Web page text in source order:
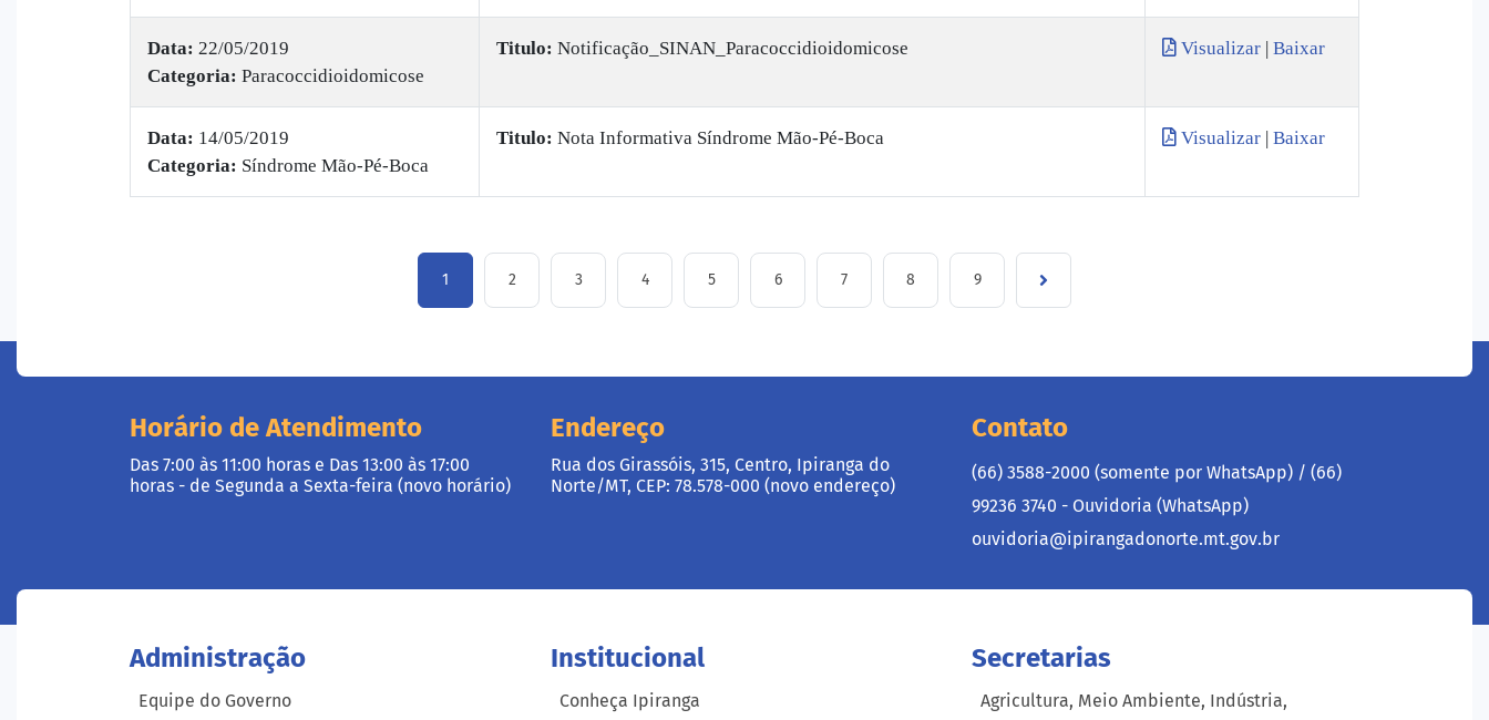
Data: 22/05/2019
Categoria: Paracoccidioidomicose
Titulo: Notificação_SINAN_Paracoccidioidomicose Visualizar | Baixar
Data: 14/05/2019
Categoria: Síndrome Mão-Pé-Boca
Titulo: Nota Informativa Síndrome Mão-Pé-Boca Visualizar | Baixar
1 2 3 4 5 6 7 8 9
Horário de Atendimento
Das 7:00 às 11:00 horas e Das 13:00 às 17:00
horas - de Segunda a Sexta-feira (novo horário)
Endereço
Rua dos Girassóis, 315, Centro, Ipiranga do
Norte/MT, CEP: 78.578-000 (novo endereço)
Contato
(66) 3588-2000 (somente por WhatsApp) / (66)
99236 3740 - Ouvidoria (WhatsApp)
ouvidoria@ipirangadonorte.mt.gov.br
Administração
Equipe do Governo
Institucional
Conheça Ipiranga
Secretarias
Agricultura, Meio Ambiente, Indústria,